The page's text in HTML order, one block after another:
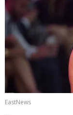
EastNews